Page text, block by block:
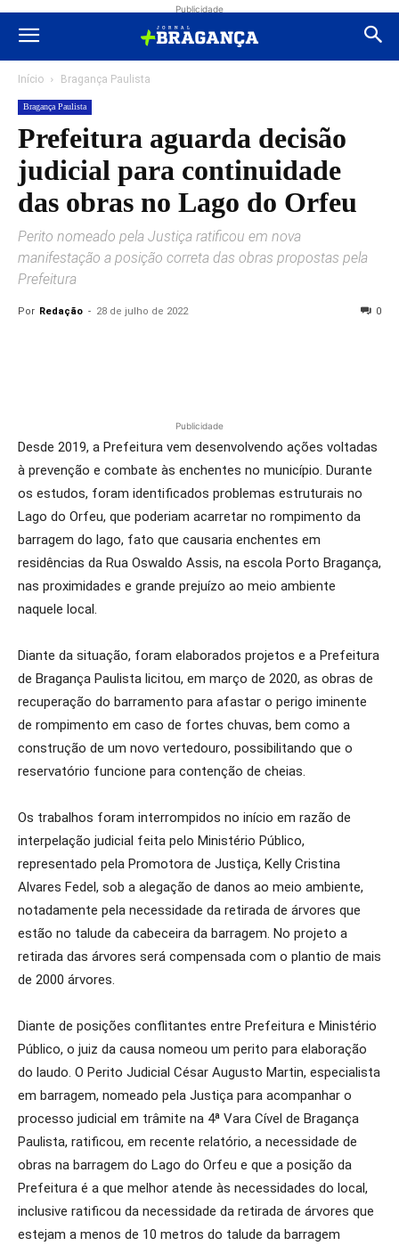
Publicidade
Início Bragança Paulista
Bragança Paulista
Prefeitura aguarda decisão
judicial para continuidade
das obras no Lago do Orfeu
Perito nomeado pela Justiça ratificou em nova
manifestação a posição correta das obras propostas pela
Prefeitura
Por Redação - 28 de julho de 2022 0
Publicidade
Desde 2019, a Prefeitura vem desenvolvendo ações voltadas
à prevenção e combate às enchentes no município. Durante
os estudos, foram identificados problemas estruturais no
Lago do Orfeu, que poderiam acarretar no rompimento da
barragem do lago, fato que causaria enchentes em
residências da Rua Oswaldo Assis, na escola Porto Bragança,
nas proximidades e grande prejuízo ao meio ambiente
naquele local.
Diante da situação, foram elaborados projetos e a Prefeitura
de Bragança Paulista licitou, em março de 2020, as obras de
recuperação do barramento para afastar o perigo iminente
de rompimento em caso de fortes chuvas, bem como a
construção de um novo vertedouro, possibilitando que o
reservatório funcione para contenção de cheias.
Os trabalhos foram interrompidos no início em razão de
interpelação judicial feita pelo Ministério Público,
representado pela Promotora de Justiça, Kelly Cristina
Alvares Fedel, sob a alegação de danos ao meio ambiente,
notadamente pela necessidade da retirada de árvores que
estão no talude da cabeceira da barragem. No projeto a
retirada das árvores será compensada com o plantio de mais
de 2000 árvores.
Diante de posições conflitantes entre Prefeitura e Ministério
Público, o juiz da causa nomeou um perito para elaboração
do laudo. O Perito Judicial César Augusto Martin, especialista
em barragem, nomeado pela Justiça para acompanhar o
processo judicial em trâmite na 4ª Vara Cível de Bragança
Paulista, ratificou, em recente relatório, a necessidade de
obras na barragem do Lago do Orfeu e que a posição da
Prefeitura é a que melhor atende às necessidades do local,
inclusive ratificou da necessidade da retirada de árvores que
estejam a menos de 10 metros do talude da barragem